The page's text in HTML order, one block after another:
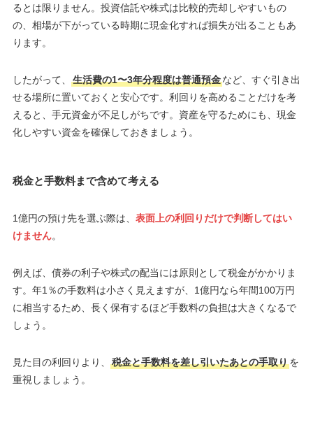
るとは限りません。投資信託や株式は比較的売却しやすいもの
の、相場が下がっている時期に現金化すれば損失が出ることもあ
ります。
したがって、 生活費の1〜3年分程度は普通預金など、すぐ引き出
せる場所に置いておくと安心です。利回りを高めることだけを考
えると、手元資金が不足しがちです。資産を守るためにも、現金
化しやすい資金を確保しておきましょう。
税金と手数料まで含めて考える
1億円の預け先を選ぶ際は、 表面上の利回りだけで判断してはい
けません。
例えば、債券の利子や株式の配当には原則として税金がかかりま
す。年1％の手数料は小さく見えますが、1億円なら年間100万円
に相当するため、長く保有するほど手数料の負担は大きくなるで
しょう。
見た目の利回りより、 税金と手数料を差し引いたあとの手取りを
重視しましょう。